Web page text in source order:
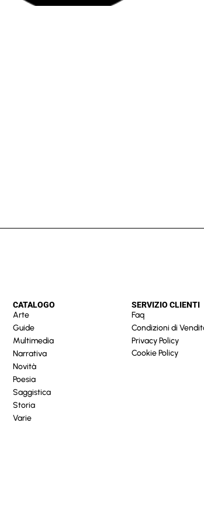
CATALOGO
Arte
Guide
Multimedia
Narrativa
Novità
Poesia
Saggistica
Storia
Varie
SERVIZIO CLIENTI
Faq
Condizioni di
Privacy Policy
Cookie Policy